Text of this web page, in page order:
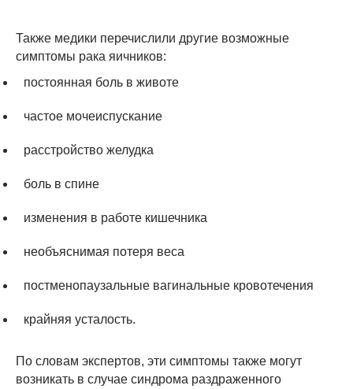
Также медики перечислили другие возможные
симптомы рака яичников:
постоянная боль в животе
частое мочеиспускание
расстройство желудка
боль в спине
изменения в работе кишечника
необъяснимая потеря веса
постменопаузальные вагинальные кровотечения
крайняя усталость.
По словам экспертов, эти симптомы также могут
возникать в случае синдрома раздраженного